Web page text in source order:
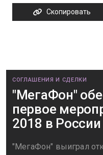
Скопировать
СОГЛАШЕНИЯ И СДЕЛКИ
"МегаФон"
первое
2018 в России
"МегаФон" выиграл